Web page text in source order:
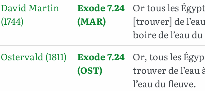
David Martin
(1744)
Exode 7.24
(MAR)
Or tous les
[trouver] de
boire de l’eau
Ostervald (1811)
Exode 7.24
(OST)
Or, tous les
trouver de
l’eau du fleuve.